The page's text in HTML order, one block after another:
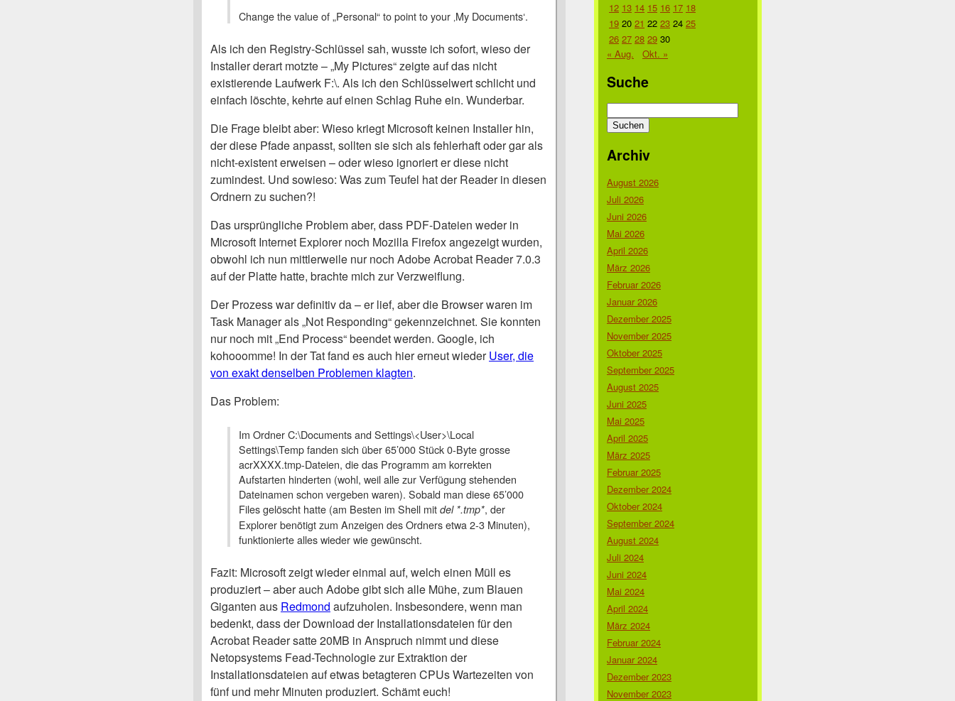
Change the value of „Personal“ to point to your ‚My Documents‘.
Als ich den Registry-Schlüssel sah, wusste ich sofort, wieso der
Installer derart motzte – „My Pictures“ zeigte auf das nicht
existierende Laufwerk F:\. Als ich den Schlüsselwert schlicht und
einfach löschte, kehrte auf einen Schlag Ruhe ein. Wunderbar.
Die Frage bleibt aber: Wieso kriegt Microsoft keinen Installer hin,
der diese Pfade anpasst, sollten sie sich als fehlerhaft oder gar als
nicht-existent erweisen – oder wieso ignoriert er diese nicht
zumindest. Und sowieso: Was zum Teufel hat der Reader in diesen
Ordnern zu suchen?!
Das ursprüngliche Problem aber, dass PDF-Dateien weder in
Microsoft Internet Explorer noch Mozilla Firefox angezeigt wurden,
obwohl ich nun mittlerweile nur noch Adobe Acrobat Reader 7.0.3
auf der Platte hatte, brachte mich zur Verzweiflung.
Der Prozess war definitiv da – er lief, aber die Browser waren im
Task Manager als „Not Responding“ gekennzeichnet. Sie konnten
nur noch mit „End Process“ beendet werden. Google, ich
kohooomme! In der Tat fand es auch hier erneut wiederUser, die
von exakt denselben Problemen klagten.
Das Problem:
Im Ordner C:\Documents and Settings\<User>\Local
Settings\Temp fanden sich über 65’000 Stück 0-Byte grosse
acrXXXX.tmp-Dateien, die das Programm am korrekten
Aufstarten hinderten (wohl, weil alle zur Verfügung stehenden
Dateinamen schon vergeben waren). Sobald man diese 65’000
Files gelöscht hatte (am Besten im Shell mit del *.tmp*, der
Explorer benötigt zum Anzeigen des Ordners etwa 2-3 Minuten),
funktionierte alles wieder wie gewünscht.
Fazit: Microsoft zeigt wieder einmal auf, welch einen Müll es
produziert – aber auch Adobe gibt sich alle Mühe, zum Blauen
Giganten aus Redmond aufzuholen. Insbesondere, wenn man
bedenkt, dass der Download der Installationsdateien für den
Acrobat Reader satte 20MB in Anspruch nimmt und diese
Netopsystems Fead-Technologie zur Extraktion der
Installationsdateien auf etwas betagteren CPUs Wartezeiten von
fünf und mehr Minuten produziert. Schämt euch!
12 13 14 15 16 17 18
19 20 21 22 23 24 25
26 27 28 29 30
« Aug.
Okt. »
Suche
nach:
Archiv
August 2026
Juli 2026
Juni 2026
Mai 2026
April 2026
März 2026
Februar 2026
Januar 2026
Dezember 2025
November 2025
Oktober 2025
September 2025
August 2025
Juni 2025
Mai 2025
April 2025
März 2025
Februar 2025
Dezember 2024
Oktober 2024
September 2024
August 2024
Juli 2024
Juni 2024
Mai 2024
April 2024
März 2024
Februar 2024
Januar 2024
Dezember 2023
November 2023